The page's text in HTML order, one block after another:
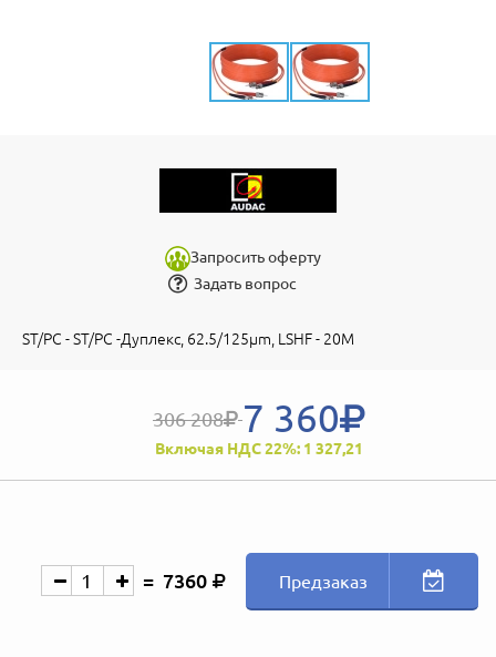
Запросить оферту
Задать вопрос
ST/PC - ST/PC -Дуплекс, 62.5/125µm, LSHF - 20M
306 208 7 360
Включая НДС 22%: 1 327,21
7360 Предзаказ